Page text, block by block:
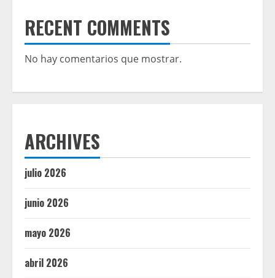
RECENT COMMENTS
No hay comentarios que mostrar.
ARCHIVES
julio 2026
junio 2026
mayo 2026
abril 2026